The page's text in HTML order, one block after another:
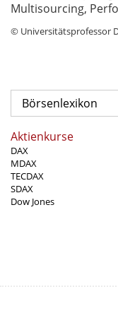
Multisourcing,
© Universitätsprofessor
Börsenlexikon
Aktienkurse
DAX
MDAX
TECDAX
SDAX
Dow Jones